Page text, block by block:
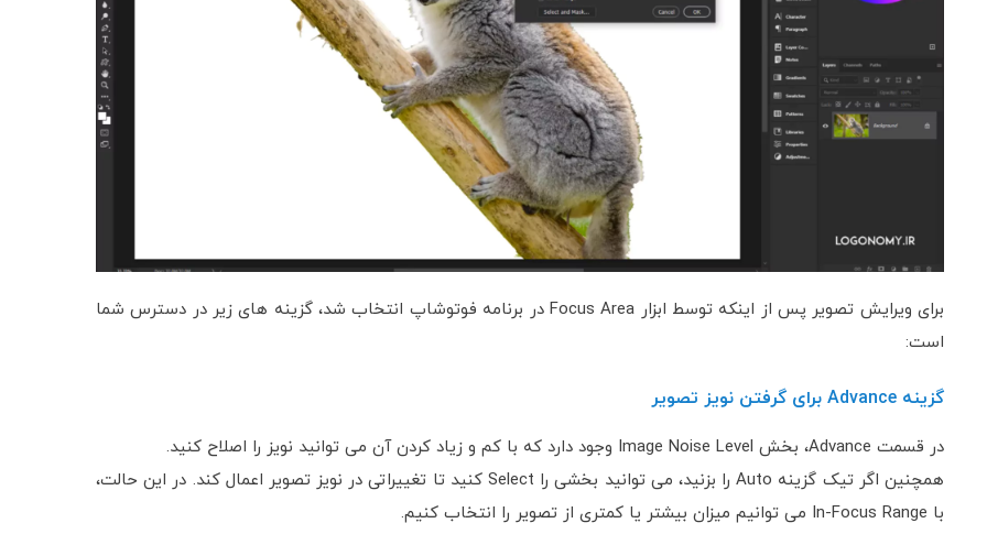
برای ویرایش تصویر پس از اینکه توسط ابزار Focus Area در برنامه فوتوشاپ انتخاب شد، گزینه های زیر در دسترس شما
است:
گزینه Advance برای گرفتن نویز تصویر
در قسمت Advance، بخش Image Noise Level وجود دارد که با کم و زیاد کردن آن می توانید نویز را اصلاح کنید.
همچنین اگر تیک گزینه Auto را بزنید، می توانید بخشی را Select کنید تا تغییراتی در نویز تصویر اعمال کند. در این حالت،
با In-Focus Range می توانیم میزان بیشتر یا کمتری از تصویر را انتخاب کنیم.